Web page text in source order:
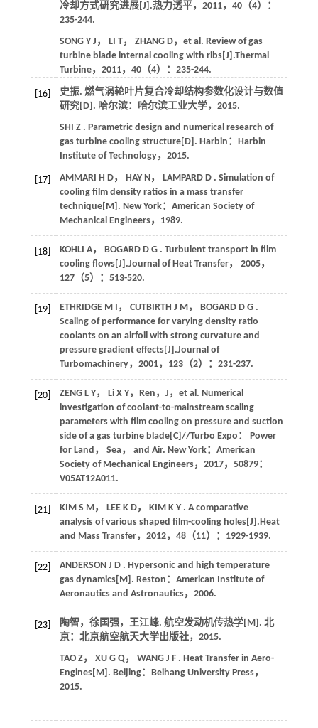
冷却方式研究进展[J].热力透平， 2011， 40（4）：
235-244.
SONG Y J ， LI T， ZHANG D， et al. Review of gas
turbine blade internal cooling with ribs[J].Thermal
Turbine， 2011， 40（4）：235-244.
[16]
史振. 燃气涡轮叶片复合冷却结构参数化设计与数值
研究[D]. 哈尔滨：哈尔滨工业大学， 2015.
SHI Z . Parametric design and numerical research of
gas turbine cooling structure[D]. Harbin：Harbin
Institute of Technology， 2015.
[17] AMMARI H D， HAY N， LAMPARD D . Simulation of
cooling film density ratios in a mass transfer
technique[M]. New York：American Society of
Mechanical Engineers， 1989.
[18] KOHLI A， BOGARD D G . Turbulent transport in film
cooling flows[J].Journal of Heat Transfer， 2005，
127（5）：513-520.
[19] ETHRIDGE M I ， CUTBIRTH J M， BOGARD D G .
Scaling of performance for varying density ratio
coolants on an airfoil with strong curvature and
pressure gradient effects[J].Journal of
Turbomachinery， 2001， 123（2）：231-237.
[20] ZENG L Y， Li X Y，Ren，J， et al. Numerical
investigation of coolant-to-mainstream scaling
parameters with film cooling on pressure and suction
side of a gas turbine blade[C]//Turbo Expo： Power
for Land， Sea， and Air. New York：American
Society of Mechanical Engineers， 2017， 50879：
V05AT12A011.
[21] KIM S M， LEE K D， KIM K Y . A comparative
analysis of various shaped film-cooling holes[J].Heat
and Mass Transfer， 2012， 48（11）：1929-1939.
[22] ANDERSON J D . Hypersonic and high temperature
gas dynamics[M]. Reston： American Institute of
Aeronautics and Astronautics， 2006.
[23]
陶智，徐国强，王江峰. 航空发动机传热学[M]. 北
京：北京航空航天大学出版社， 2015.
TAO Z， XU G Q， WANG J F . Heat Transfer in Aero-
Engines[M]. Beijing：Beihang University Press，
2015.